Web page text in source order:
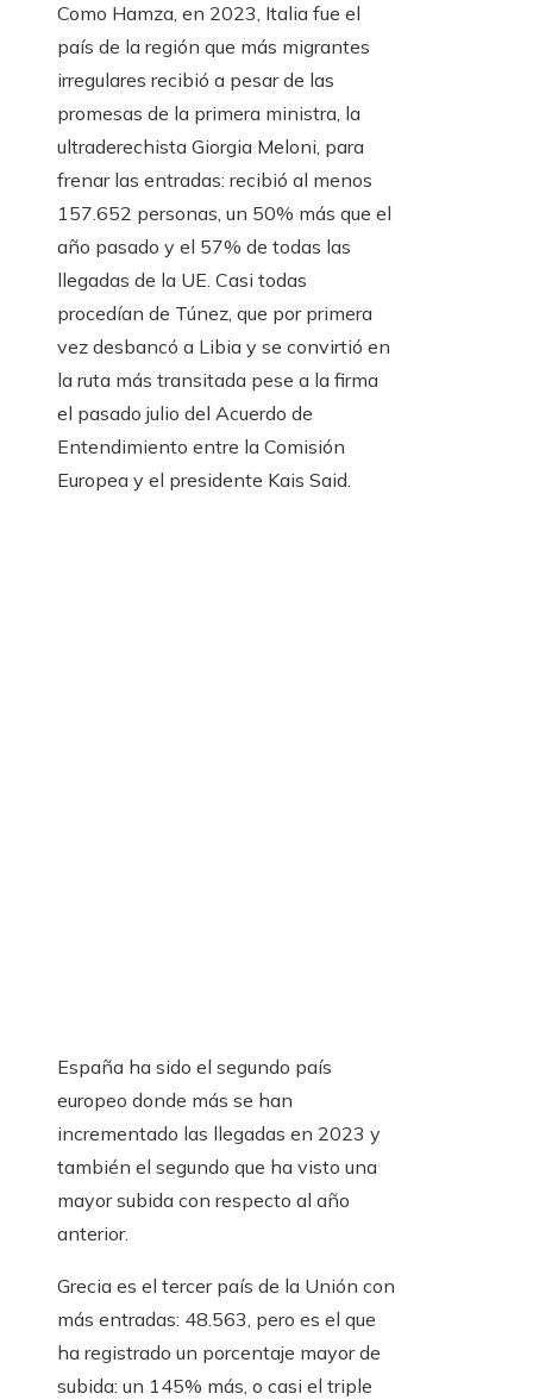
Como Hamza, en 2023, Italia fue el
país de la región que más migrantes
irregulares recibió a pesar de las
promesas de la primera ministra, la
ultraderechista Giorgia Meloni, para
frenar las entradas: recibió al menos
157.652 personas, un 50% más que el
año pasado y el 57% de todas las
llegadas de la UE. Casi todas
procedían de Túnez, que por primera
vez desbancó a Libia y se convirtió en
la ruta más transitada pese a la firma
el pasado julio del Acuerdo de
Entendimiento entre la Comisión
Europea y el presidente Kais Said.
España ha sido el segundo país
europeo donde más se han
incrementado las llegadas en 2023 y
también el segundo que ha visto una
mayor subida con respecto al año
anterior.
Grecia es el tercer país de la Unión con
más entradas: 48.563, pero es el que
ha registrado un porcentaje mayor de
subida: un 145% más, o casi el triple